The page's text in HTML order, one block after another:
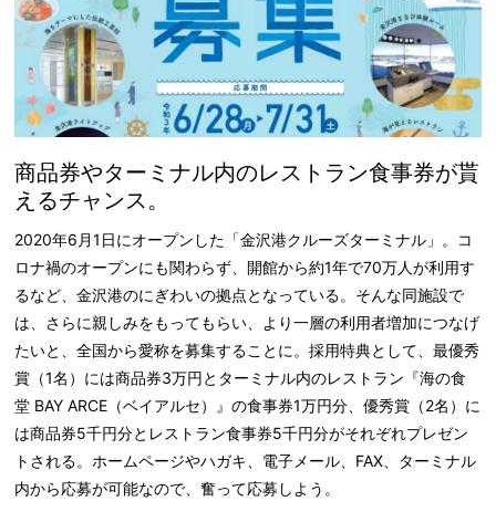
商品券やターミナル内のレストラン食事券が貰
えるチャンス。
2020年6月1日にオープンした「金沢港クルーズターミナル」。コ
ロナ禍のオープンにも関わらず、開館から約1年で70万人が利用す
るなど、金沢港のにぎわいの拠点となっている。そんな同施設で
は、さらに親しみをもってもらい、より一層の利用者増加につなげ
たいと、全国から愛称を募集することに。採用特典として、最優秀
賞（1名）には商品券3万円とターミナル内のレストラン『海の食
堂 BAY ARCE（ベイアルセ）』の食事券1万円分、優秀賞（2名）に
は商品券5千円分とレストラン食事券5千円分がそれぞれプレゼン
トされる。ホームページやハガキ、電子メール、FAX、ターミナル
内から応募が可能なので、奮って応募しよう。